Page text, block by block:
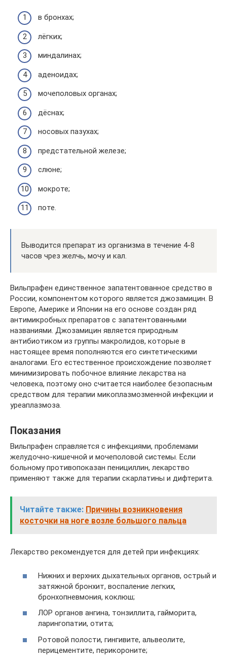
в бронхах;
лёгких;
миндалинах;
аденоидах;
мочеполовых органах;
дёснах;
носовых пазухах;
предстательной железе;
слюне;
мокроте;
поте.
Выводится препарат из организма в течение 4-8
часов чрез желчь, мочу и кал.
Вильпрафен единственное запатентованное средство в
России, компонентом которого является джозамицин. В
Европе, Америке и Японии на его основе создан ряд
антимикробных препаратов с запатентованными
названиями. Джозамицин является природным
антибиотиком из группы макролидов, которые в
настоящее время пополняются его синтетическими
аналогами. Его естественное происхождение позволяет
минимизировать побочное влияние лекарства на
человека, поэтому оно считается наиболее безопасным
средством для терапии микоплазмозменной инфекции и
уреаплазмоза.
Показания
Вильпрафен справляется с инфекциями, проблемами
желудочно-кишечной и мочеполовой системы. Если
больному противопоказан пенициллин, лекарство
применяют также для терапии скарлатины и дифтерита.
Читайте также: Причины возникновения
косточки на ноге возле большого пальца
Лекарство рекомендуется для детей при инфекциях:
Нижних и верхних дыхательных органов, острый и
затяжной бронхит, воспаление легких,
бронхопневмония, коклюш;
ЛОР органов ангина, тонзиллита, гайморита,
ларингопатии, отита;
Ротовой полости, гингивите, альвеолите,
перицементите, перикороните;